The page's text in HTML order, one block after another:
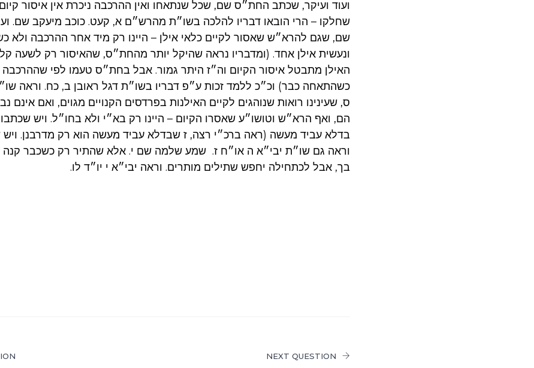
ועוד ועיקר, שכתב החת״ס שם, שכל שנתאחו ואין ההרכבה ניכרת אין איסור
שחלקו – הרי הובאו דבריו להלכה בשו״ת מהרש״ם א, קעט. כוכב מיעקב שם.
שם, שגם להרא״ש שאסור לקיים כלאי אילן – היינו רק מיד אחר ההרכבה ולא
ונעשית אילן אחד. (ומדבריו נראה שהיקל יותר מהחת״ס, שהאיסור רק לשעה
האילן מתבטל איסור הקיום וה״ז היתר גמור. אבל בחת״ס טעמו לפי שההרכבה
כשהתאחה כבר) וכ״כ ללמד זכות ע״פ דבריו בשו״ת דגל ראובן ב, כח. וראה
ס, שעינינו רואות שנוהגים לקיים האילנות בפרדסים הקנויים מגוים, ואם אינם
הם, ואף הרא״ש וטושו״ע שאסרו הקיום – היינו רק בא״י ולא בחו״ל. ויש
בדלא עביד מעשה (ראה ברכ״י רצה, ז שבדלא עביד מעשה הוא רק מדרבנן. ויש
וראה גם שו״ת יבי״א ה או״ח ז. שמע שלמה שם י. אלא שהתיר רק כשכבר קנה
בך, אבל לכתחילה יחפש שתילים מותרים. וראה יבי״א י יו״ד לו.
NEXT QUESTION